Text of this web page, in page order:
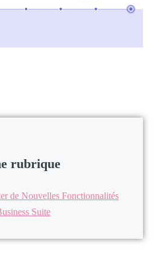
rubrique
de Nouvelles Fonctionnalités
Suite